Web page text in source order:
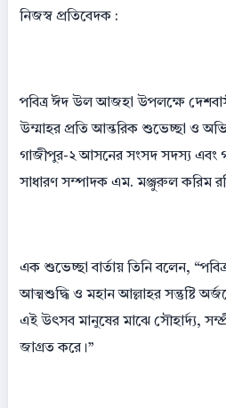
নিজস্ব প্রতিবেদক :
পবিত্র ঈদ উল আজহা উপলক্ষে
উম্মাহর প্রতি আন্তরিক শুভেচ্ছা ও
গাজীপুর-২ আসনের সংসদ সদস্য এবং
সাধারণ সম্পাদক এম. মঞ্জুরুল করিম
এক শুভেচ্ছা বার্তায় তিনি বলেন,
আত্মশুদ্ধি ও মহান আল্লাহর সন্তুষ্টি
এই উৎসব মানুষের মাঝে সৌহার্দ্য,
জাগ্রত করে।”